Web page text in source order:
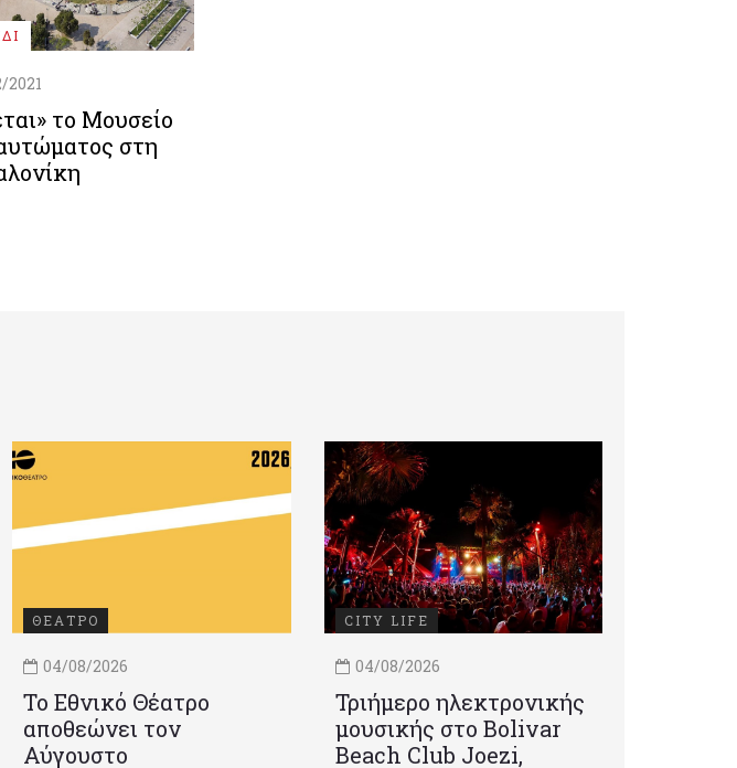
2021
το Μουσείο
στη
ΘΕΑΤΡΟ
04/08/2026
Το Εθνικό Θέατρο
αποθεώνει τον
Αύγουστο
CITY LIFE
04/08/2026
Τριήμερο ηλεκτρονικής
μουσικής στο Bolivar
Beach Club Joezi,